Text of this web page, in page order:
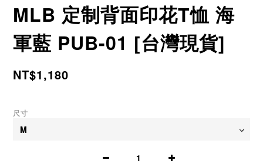
MLB 定制背面印花T恤 海
軍藍 PUB-01 [台灣現貨]
NT$1,180
尺寸